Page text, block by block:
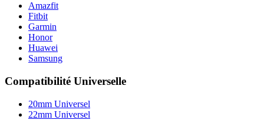
Amazfit
Fitbit
Garmin
Honor
Huawei
Samsung
Compatibilité Universelle
20mm Universel
22mm Universel